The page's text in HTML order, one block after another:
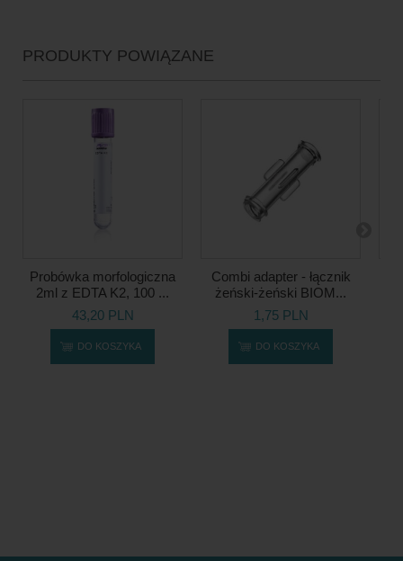
PRODUKTY POWIĄZANE
Probówka morfologiczna
2ml z EDTA K2, 100 ...
43,20 PLN
DO KOSZYKA
Combi adapter - łącznik
żeński-żeński BIOM...
1,75 PLN
DO KOSZYKA